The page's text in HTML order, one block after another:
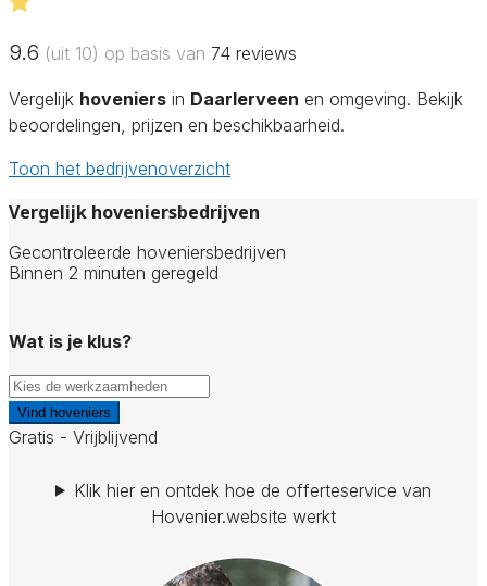
9.6 (uit 10) op basis van 74 reviews
Vergelijk hoveniers in Daarlerveen en omgeving. Bekijk
beoordelingen, prijzen en beschikbaarheid.
Toon het bedrijvenoverzicht
Vergelijk hoveniersbedrijven
Gecontroleerde hoveniersbedrijven
Binnen 2 minuten geregeld
Wat is je klus?
Vind hoveniers
Gratis - Vrijblijvend
Klik hier en ontdek hoe de offerteservice van
Hovenier.website werkt